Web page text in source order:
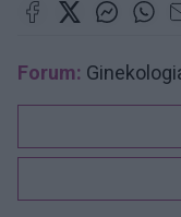
Forum: